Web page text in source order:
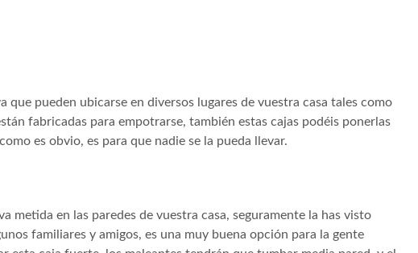
que pueden ubicarse en diversos lugares de vuestra casa tales como
fabricadas para empotrarse, también estas cajas podéis ponerlas
es obvio, es para que nadie se la pueda llevar.
metida en las paredes de vuestra casa, seguramente la has visto
familiares y amigos, es una muy buena opción para la gente